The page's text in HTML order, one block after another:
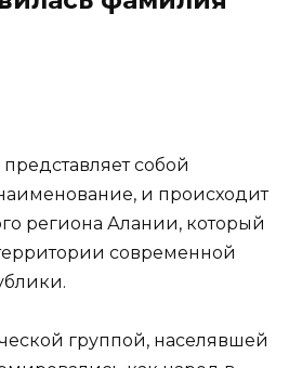
собой
и происходит
региона Алании, который
современной
группой, населявшей